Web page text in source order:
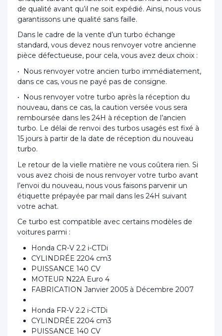
de qualité avant qu’il ne soit expédié. Ainsi, nous vous
garantissons une qualité sans faille.
Dans le cadre de la vente d’un turbo échange
standard, vous devez nous renvoyer votre ancienne
pièce défectueuse, pour cela, vous avez deux choix :
• Nous renvoyer votre ancien turbo immédiatement,
dans ce cas, vous ne payé pas de consigne.
• Nous renvoyer votre turbo après la réception du
nouveau, dans ce cas, la caution versée vous sera
remboursée dans les 24H à réception de l’ancien
turbo. Le délai de renvoi des turbos usagés est fixé à
15 jours à partir de la date de réception du nouveau
turbo.
Le retour de la vielle matière ne vous coûtera rien. Si
vous avez choisi de nous renvoyer votre turbo avant
l’envoi du nouveau, nous vous faisons parvenir un
étiquette prépayée par mail dans les 24H suivant
votre achat.
Ce turbo est compatible avec certains modèles de
voitures parmi :
Honda CR-V 2.2 i-CTDi
CYLINDRÉE 2204 cm3
PUISSANCE 140 CV
MOTEUR N22A Euro 4
FABRICATION Janvier 2005 à Décembre 2007
Honda FR-V 2.2 i-CTDi
CYLINDRÉE 2204 cm3
PUISSANCE 140 CV